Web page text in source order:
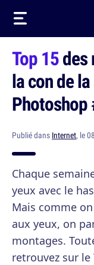
Top 15des
la con de
Photoshop
Publié dans Internet, le
Chaque
yeux avec le
Mais comme
aux yeux, on
montages.
retrouvez sur le